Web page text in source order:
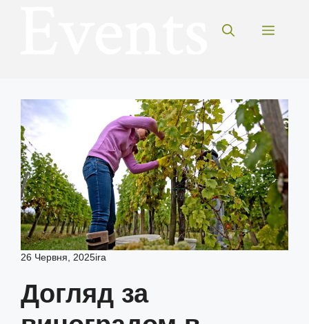
Меню
26 Червня, 2025ira
Догляд за